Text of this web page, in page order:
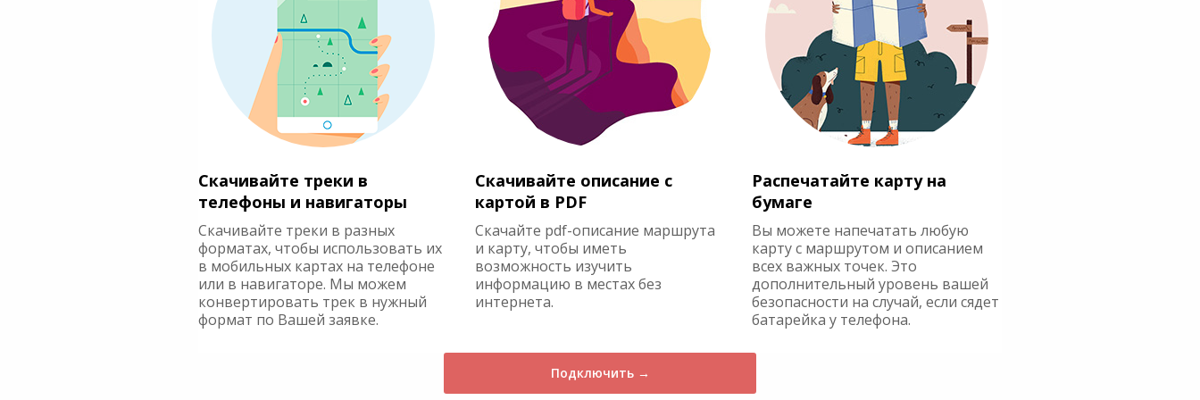
Скачивайте треки в
телефоны и навигаторы
Скачивайте треки в разных
форматах, чтобы использовать их
в мобильных картах на телефоне
или в навигаторе. Мы можем
конвертировать трек в нужный
формат по Вашей заявке.
Скачивайте описание с
картой в PDF
Скачайте pdf-описание маршрута
и карту, чтобы иметь
возможность изучить
информацию в местах без
интернета.
Распечатайте карту на
бумаге
Вы можете напечатать любую
карту с маршрутом и описанием
всех важных точек. Это
дополнительный уровень вашей
безопасности на случай, если сядет
батарейка у телефона.
Подключить →